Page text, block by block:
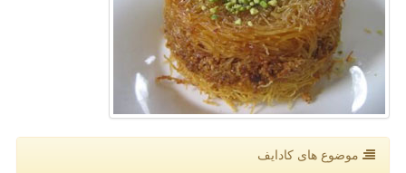
موضوع های كادایف